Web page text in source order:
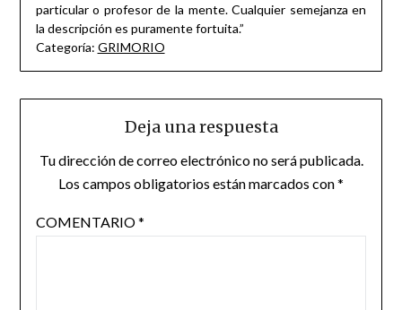
particular o profesor de la mente. Cualquier semejanza en
la descripción es puramente fortuita.”
Categoría: GRIMORIO
Deja una respuesta
Tu dirección de correo electrónico no será publicada.
Los campos obligatorios están marcados con*
COMENTARIO*